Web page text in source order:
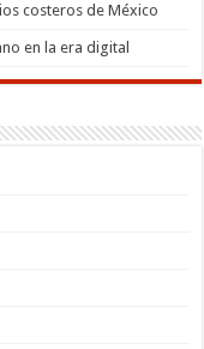
costeros de México
en la era digital